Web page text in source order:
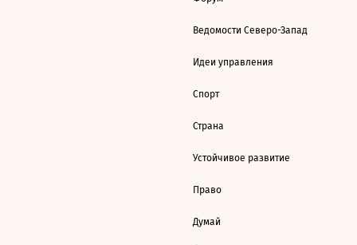
Ведомости Северо-Запад
Идеи управления
Спорт
Страна
Устойчивое развитие
Право
Думай